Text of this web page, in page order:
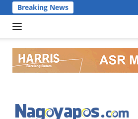
Breaking News